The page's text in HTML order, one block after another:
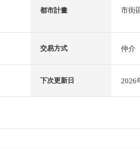
都市計畫 市街
交易方式 仲介
下次更新日 2026